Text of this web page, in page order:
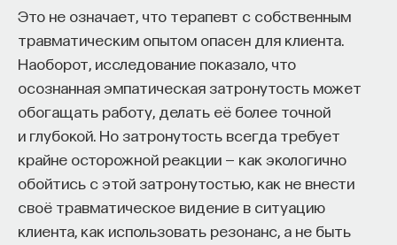
Это не означает, что терапевт с собственным
травматическим опытом опасен для клиента.
Наоборот, исследование показало, что
осознанная эмпатическая затронутость может
обогащать работу, делать её более точной
и глубокой. Но затронутость всегда требует
крайне осторожной реакции — как экологично
обойтись с этой затронутостью, как не внести
своё травматическое видение в ситуацию
клиента, как использовать резонанс, а не быть